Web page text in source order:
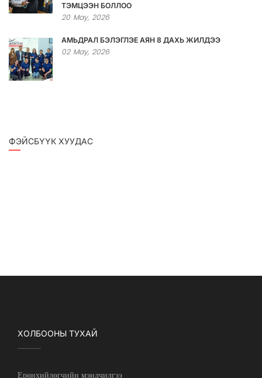
ТЭМЦЭЭН БОЛЛОО
20 May, 2026
АМЬДРАЛ БЭЛЭГЛЭЕ АЯН 8 ДАХЬ ЖИЛДЭЭ
02 May, 2026
ФЭЙСБҮҮК ХУУДАС
ХОЛБООНЫ ТУХАЙ
Ерөнхийлөгчийн мэндчилгээ